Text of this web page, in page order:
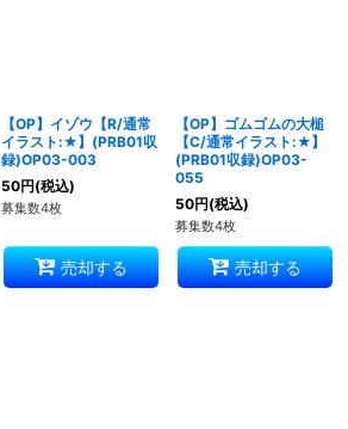
【OP】イゾウ【R/通常
イラスト:★】(PRB01収
録)OP03-003
50円(税込)
募集数4枚
売却する
【OP】ゴムゴムの大槌
【C/通常イラスト:★】
(PRB01収録)OP03-
055
50円(税込)
募集数4枚
売却する